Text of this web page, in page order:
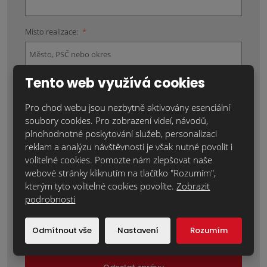
Místo realizace: *
Položky označené hvězdičkou (*) jsou povinné.
Souhlasím se zpracovánímosobních údajů.
Text zprávy *
Tento web využívá cookies
Pro chod webu jsou nezbytně aktivovány esenciální
soubory cookies. Pro zobrazení videí, návodů,
plnohodnotné poskytování služeb, personalizaci
reklam a analýzu návštěvnosti je však nutné povolit i
volitelné cookies. Pomozte nám zlepšovat naše
webové stránky kliknutím na tlačítko "Rozumím",
kterým tyto volitelné cookies povolíte.Zobrazit
podrobnosti
Odmítnout vše Nastavení Rozumím